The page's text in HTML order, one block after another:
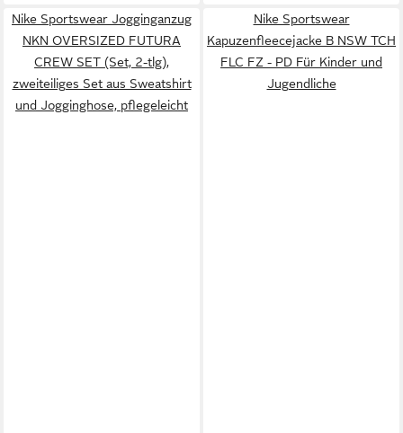
Nike Sportswear Jogginganzug
NKN OVERSIZED FUTURA
CREW SET (Set, 2-tlg),
zweiteiliges Set aus Sweatshirt
und Jogginghose, pflegeleicht
Nike Sportswear
Kapuzenfleecejacke B NSW TCH
FLC FZ - PD Für Kinder und
Jugendliche